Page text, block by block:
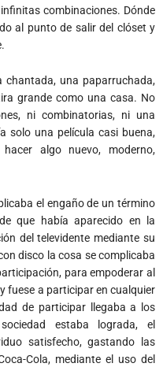
combinaciones. Dónde
al punto de salir del clóset y
chantada, una paparruchada,
grande como una casa. No
ni combinatorias, ni una
solo una película casi buena,
algo nuevo, moderno,
el engaño de un término
que había aparecido en la
del televidente mediante su
disco la cosa se complicaba
para empoderar al
fuese a participar en cualquier
de participar llegaba a los
estaba lograda, el
satisfecho, gastando las
Cola, mediante el uso del